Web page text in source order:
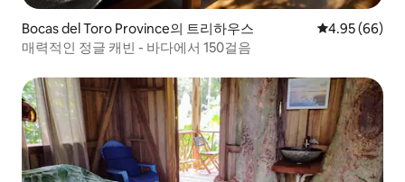
Bocas del Toro Province의 트리하우스 평점 4.95점(5
4.95 (66)
매력적인 정글 캐빈 - 바다에서 150걸음